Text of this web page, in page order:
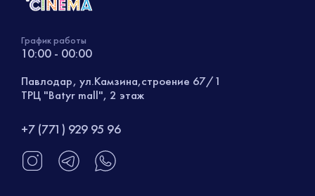
График работы
10:00 - 00:00
Павлодар, ул.Камзина,строение 67/1
ТРЦ "Batyr mall", 2 этаж
+7 (771) 929 95 96